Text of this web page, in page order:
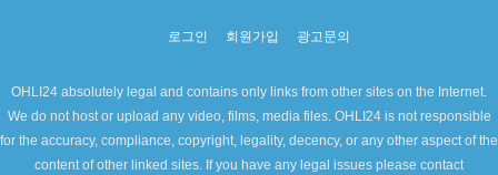
로그인 회원가입 광고문의
OHLI24 absolutely legal and contains only links from other sites on the Internet.
We do not host or upload any video, films, media files. OHLI24 is not responsible
for the accuracy, compliance, copyright, legality, decency, or any other aspect of the
content of other linked sites. If you have any legal issues please contact